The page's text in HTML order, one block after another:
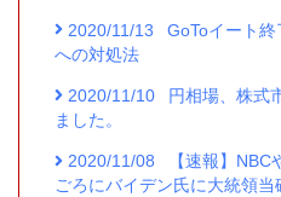
2020/11/13
GoToイート
への対処法
2020/11/10
円相場、株式
ました。
2020/11/08
【速報】
ごろにバイデン氏に大統領当